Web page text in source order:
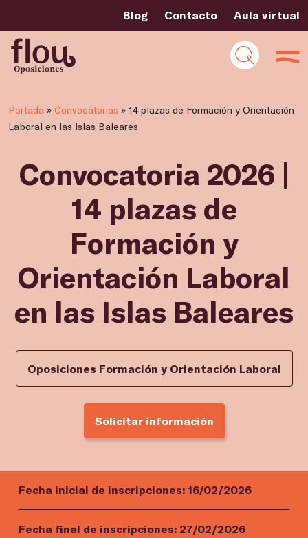
Blog Contacto Aula virtual
Portada » Convocatorias » 14 plazas de Formación y Orientación
Laboral en las Islas Baleares
Convocatoria 2026 |
14 plazas de
Formación y
Orientación Laboral
en las Islas Baleares
Oposiciones Formación y Orientación Laboral
Solicitar información
Fecha inicial de inscripciones: 16/02/2026
Fecha final de inscripciones: 27/02/2026